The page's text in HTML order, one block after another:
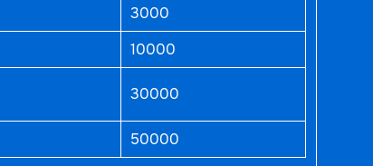
3000
10000
30000
50000